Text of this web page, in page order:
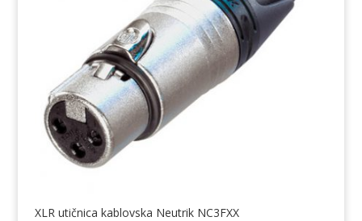
XLR utičnica kablovska Neutrik NC3FXX